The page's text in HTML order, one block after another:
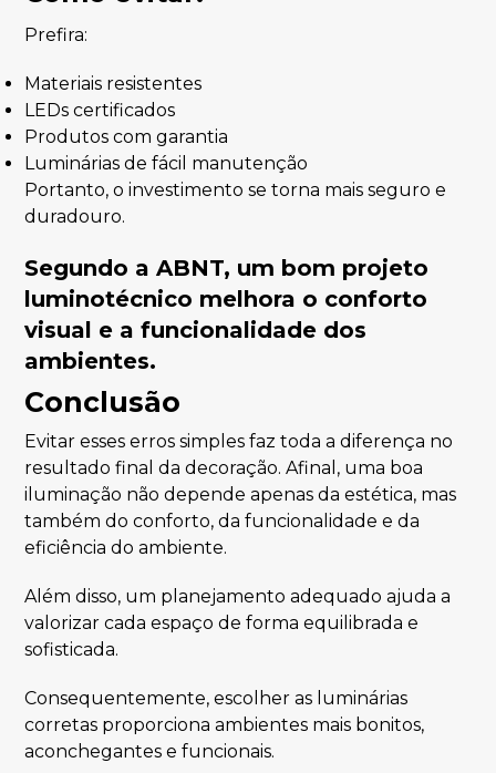
Prefira:
Materiais resistentes
LEDs certificados
Produtos com garantia
Luminárias de fácil manutenção
Portanto, o investimento se torna mais seguro e
duradouro.
Segundo a ABNT, um bom projeto
luminotécnico melhora o conforto
visual e a funcionalidade dos
ambientes.
Conclusão
Evitar esses erros simples faz toda a diferença no
resultado final da decoração. Afinal, uma boa
iluminação não depende apenas da estética, mas
também do conforto, da funcionalidade e da
eficiência do ambiente.
Além disso, um planejamento adequado ajuda a
valorizar cada espaço de forma equilibrada e
sofisticada.
Consequentemente, escolher as luminárias
corretas proporciona ambientes mais bonitos,
aconchegantes e funcionais.